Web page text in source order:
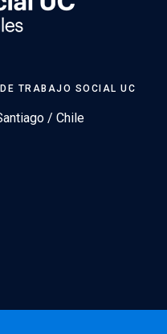
TRABAJO SOCIAL UC
/ Chile